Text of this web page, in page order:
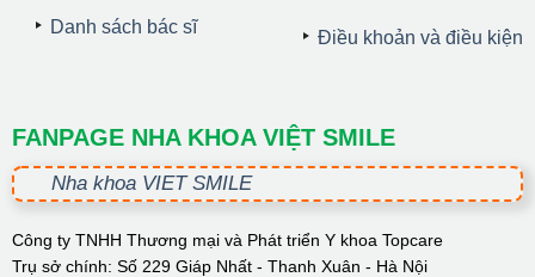
Danh sách bác sĩ
Điều khoản và điều kiện
FANPAGE NHA KHOA VIỆT SMILE
Nha khoa VIET SMILE
Công ty TNHH Thương mại và Phát triển Y khoa Topcare
Trụ sở chính: Số 229 Giáp Nhất - Thanh Xuân - Hà Nội